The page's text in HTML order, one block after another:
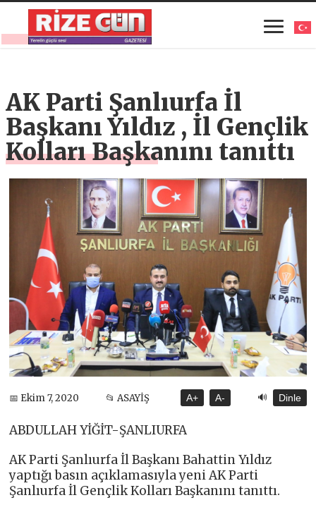
AK Parti Şanlıurfa İl
Başkanı Yıldız , İl Gençlik
Kolları Başkanını tanıttı
📅 Ekim 7, 2020 📂 ASAYİŞ A+ A- 🔊 Dinle
ABDULLAH YİĞİT-ŞANLIURFA
AK Parti Şanlıurfa İl Başkanı Bahattin Yıldız
yaptığı basın açıklamasıyla yeni AK Parti
Şanlıurfa İl Gençlik Kolları Başkanını tanıttı.